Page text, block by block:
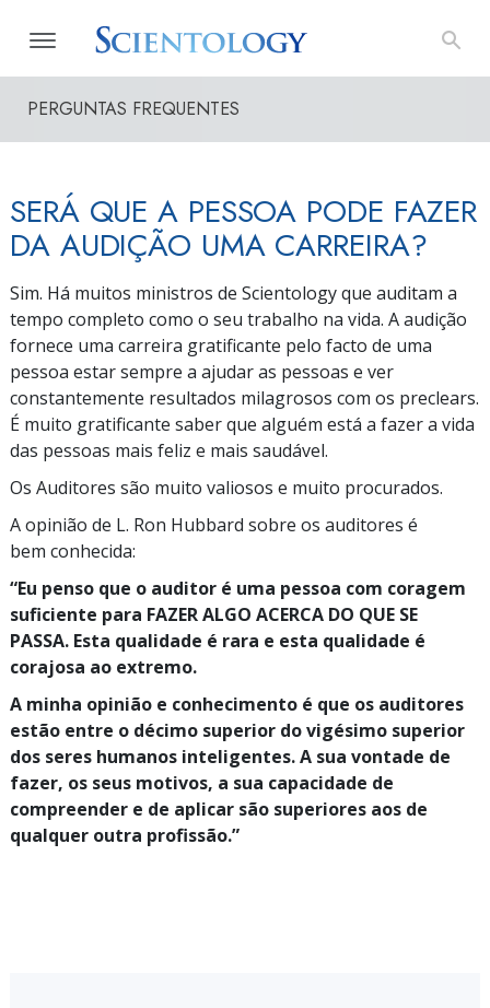
PERGUNTAS FREQUENTES
SERÁ QUE A PESSOA PODE FAZER
DA AUDIÇÃO UMA CARREIRA?
Sim. Há muitos ministros de Scientology que auditam a
tempo completo como o seu trabalho na vida. A audição
fornece uma carreira gratificante pelo facto de uma
pessoa estar sempre a ajudar as pessoas e ver
constantemente resultados milagrosos com os preclears.
É muito gratificante saber que alguém está a fazer a vida
das pessoas mais feliz e mais saudável.
Os Auditores são muito valiosos e muito procurados.
A opinião de L. Ron Hubbard sobre os auditores é
bem conhecida:
“Eu penso que o auditor é uma pessoa com coragem
suficiente para FAZER ALGO ACERCA DO QUE SE
PASSA. Esta qualidade é rara e esta qualidade é
corajosa ao extremo.
A minha opinião e conhecimento é que os auditores
estão entre o décimo superior do vigésimo superior
dos seres humanos inteligentes. A sua vontade de
fazer, os seus motivos, a sua capacidade de
compreender e de aplicar são superiores aos de
qualquer outra profissão.”